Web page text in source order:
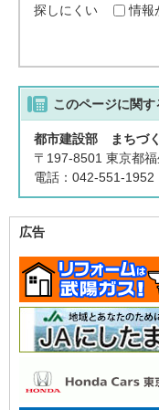
探しにくい
情報
このページに関す
都市建設部 まちづ
〒197-8501 東京都
電話：042-551-1952
広告